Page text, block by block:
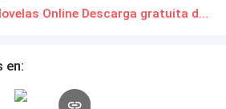
poder acudir a la policía, la
de su acosador quien se vuelve
revelar su identidad. Los
Perversa obsesión Novelas Online Descarga gratuita de PDF
en: